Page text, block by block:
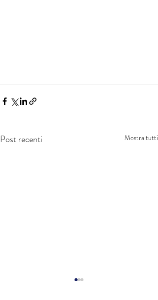
Post recenti Mostra tutti